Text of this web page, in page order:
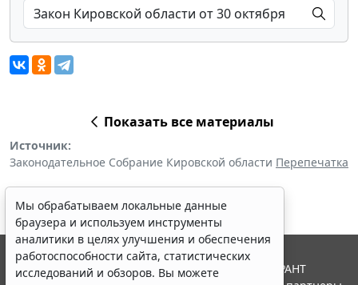
Показать все материалы
Источник:
Законодательное Собрание Кировской области Перепечатка
Мы обрабатываем локальные данные
браузера и используем инструменты
аналитики в целях улучшения и обеспечения
работоспособности сайта, статистических
исследований и обзоров. Вы можете
© ООО "НПП "ГАРАНТ-СЕРВИС", 2026. Система ГАРАНТ